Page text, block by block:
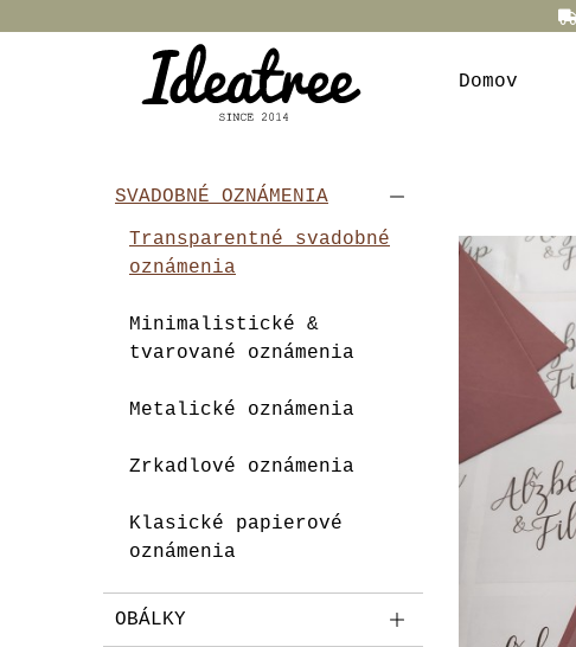
Domov
SVADOBNÉ OZNÁMENIA
Transparentné svadobné
oznámenia
Minimalistické &
tvarované oznámenia
Metalické oznámenia
Zrkadlové oznámenia
Klasické papierové
oznámenia
OBÁLKY